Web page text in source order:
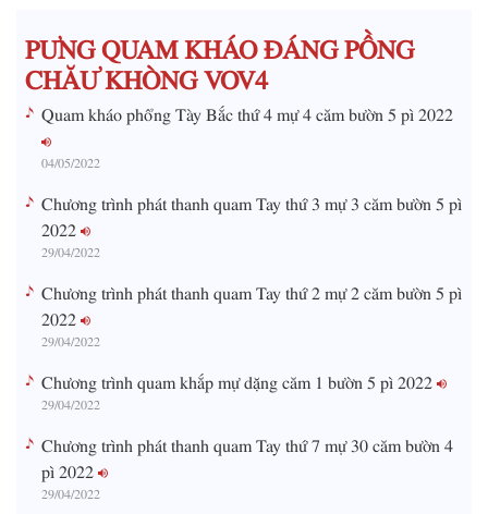
e
PƯNG QUAM KHÁO ĐÁNG PỒNG
CHĂƯ KHÒNG VOV4
Quam kháo phổng Tày Bắc thứ 4 mự 4 căm bườn 5 pì 2022
04/05/2022
Chương trình phát thanh quam Tay thứ 3 mự 3 căm bườn 5 pì
2022
29/04/2022
Chương trình phát thanh quam Tay thứ 2 mự 2 căm bườn 5 pì
2022
29/04/2022
Chương trình quam khắp mự dặng căm 1 bườn 5 pì 2022
29/04/2022
Chương trình phát thanh quam Tay thứ 7 mự 30 căm bườn 4
pì 2022
29/04/2022